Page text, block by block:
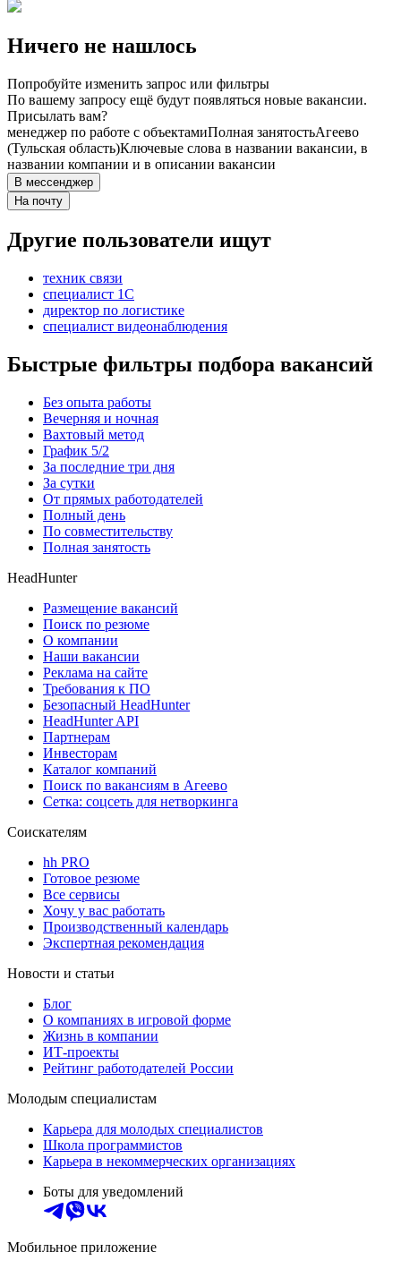
Ничего не нашлось
Попробуйте изменить запрос или фильтры
По вашему запросу ещё будут появляться новые вакансии.
Присылать вам?
менеджер по работе с объектамиПолная занятостьАгеево
(Тульская область)Ключевые слова в названии вакансии, в
названии компании и в описании вакансии
В мессенджер
На почту
Другие пользователи ищут
техник связи
специалист 1С
директор по логистике
специалист видеонаблюдения
Быстрые фильтры подбора вакансий
Без опыта работы
Вечерняя и ночная
Вахтовый метод
График 5/2
За последние три дня
За сутки
От прямых работодателей
Полный день
По совместительству
Полная занятость
HeadHunter
Размещение вакансий
Поиск по резюме
О компании
Наши вакансии
Реклама на сайте
Требования к ПО
Безопасный HeadHunter
HeadHunter API
Партнерам
Инвесторам
Каталог компаний
Поиск по вакансиям в Агеево
Сетка: соцсеть для нетворкинга
Соискателям
hh PRO
Готовое резюме
Все сервисы
Хочу у вас работать
Производственный календарь
Экспертная рекомендация
Новости и статьи
Блог
О компаниях в игровой форме
Жизнь в компании
ИТ-проекты
Рейтинг работодателей России
Молодым специалистам
Карьера для молодых специалистов
Школа программистов
Карьера в некоммерческих организациях
Боты для уведомлений
Мобильное приложение